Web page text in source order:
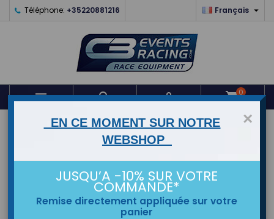
Téléphone: +35220881216 Français 
   shopping_cart0
ACCUEIL
MARQUES
×
EN CE MOMENT SUR NOTRE
WEBSHOP
JUSQU’A -10% SUR VOTRE
COMMANDE*
Remise directement appliquée sur votre
panier